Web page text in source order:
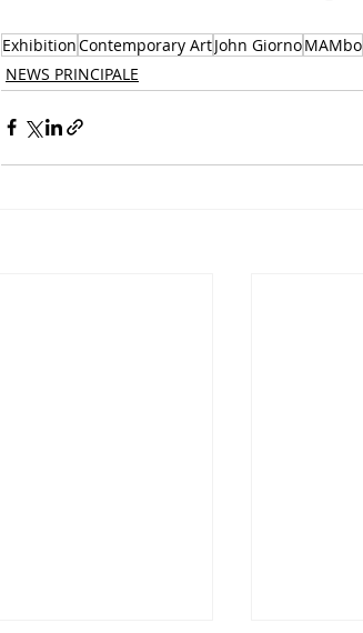
ExhibitionContemporary ArtJohn GiornoMAMbo
NEWS PRINCIPALE